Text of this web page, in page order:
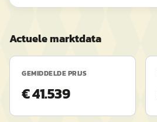
Actuele marktdata
GEMIDDELDE PRIJS
€ 41.539